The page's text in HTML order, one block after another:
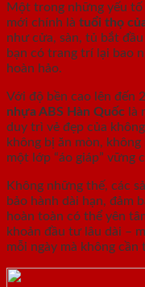
Một trong những yếu
mới chính là tuổi thọ
như cửa, sàn, tủ bắt
bạn có trang trí lại bao
hoàn hảo.
Với độ bền cao lên đến
nhựa ABS Hàn Quốc là
duy trì vẻ đẹp của
không bị ăn mòn,
một lớp “áo giáp” vững
Không những thế, các
bảo hành dài hạn, đảm
hoàn toàn có thể yên
khoản đầu tư lâu dài –
mỗi ngày mà không